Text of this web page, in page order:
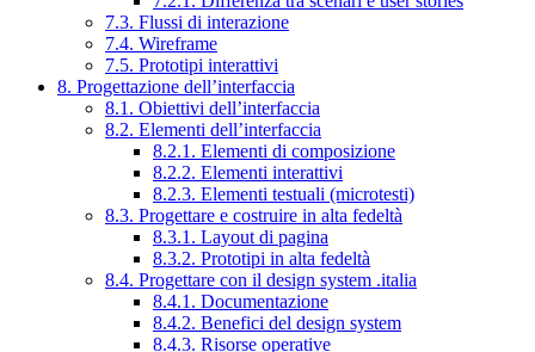
7.3. Flussi di interazione
7.4. Wireframe
7.5. Prototipi interattivi
8. Progettazione dell’interfaccia
8.1. Obiettivi dell’interfaccia
8.2. Elementi dell’interfaccia
8.2.1. Elementi di composizione
8.2.2. Elementi interattivi
8.2.3. Elementi testuali (microtesti)
8.3. Progettare e costruire in alta fedeltà
8.3.1. Layout di pagina
8.3.2. Prototipi in alta fedeltà
8.4. Progettare con il design system .italia
8.4.1. Documentazione
8.4.2. Benefici del design system
8.4.3. Risorse operative